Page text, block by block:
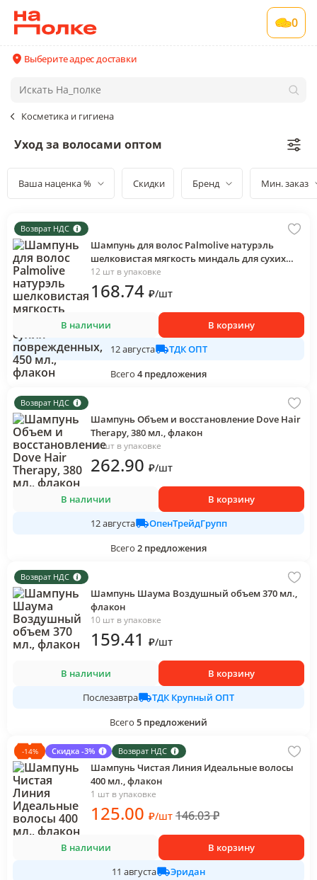
0
Выберите адрес доставки
Косметика и гигиена
Уход за волосами оптом
Ваша наценка % Скидки Бренд Мин. заказ
Возврат НДС
Шампунь для волос Palmolive натурэль
шелковистая мягкость миндаль для сухих
поврежденных, 450 мл., флакон
12 шт в упаковке
168.74 ₽/шт
В наличии
В корзину
12 августа
ТДК ОПТ
Всего 4 предложения
Возврат НДС
Шампунь Объем и восстановление Dove Hair
Therapy, 380 мл., флакон
10 шт в упаковке
262.90 ₽/шт
В наличии
В корзину
12 августа
ОпенТрейдГрупп
Всего 2 предложения
Возврат НДС
Шампунь Шаума Воздушный объем 370 мл.,
флакон
10 шт в упаковке
159.41 ₽/шт
В наличии
В корзину
Послезавтра
ТДК Крупный ОПТ
Всего 5 предложений
-14% Скидка -3% Возврат НДС
Шампунь Чистая Линия Идеальные волосы
400 мл., флакон
1 шт в упаковке
125.00 ₽/шт 146.03₽
В наличии
В корзину
11 августа
Эридан